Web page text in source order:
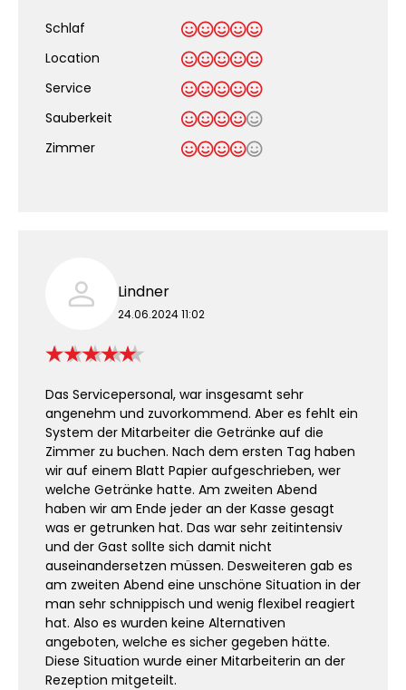
Schlaf
Location
Service
Sauberkeit
Zimmer
Lindner
24.06.2024 11:02
Das Servicepersonal, war insgesamt sehr
angenehm und zuvorkommend. Aber es fehlt ein
System der Mitarbeiter die Getränke auf die
Zimmer zu buchen. Nach dem ersten Tag haben
wir auf einem Blatt Papier aufgeschrieben, wer
welche Getränke hatte. Am zweiten Abend
haben wir am Ende jeder an der Kasse gesagt
was er getrunken hat. Das war sehr zeitintensiv
und der Gast sollte sich damit nicht
auseinandersetzen müssen. Desweiteren gab es
am zweiten Abend eine unschöne Situation in der
man sehr schnippisch und wenig flexibel reagiert
hat. Also es wurden keine Alternativen
angeboten, welche es sicher gegeben hätte.
Diese Situation wurde einer Mitarbeiterin an der
Rezeption mitgeteilt.